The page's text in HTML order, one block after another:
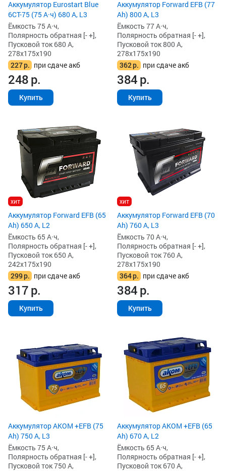
Аккумулятор Eurostart Blue
6CT-75 (75 А·ч) 680 А, L3
Ёмкость 75 А·ч,
Полярность обратная [- +],
Пусковой ток 680 А,
278x175x190
227р. при сдаче акб
248р.
Купить
Аккумулятор Forward EFB (77
Ah) 800 А, L3
Ёмкость 77 А·ч,
Полярность обратная [- +],
Пусковой ток 800 А,
278x175x190
362р. при сдаче акб
384р.
Купить
хит
Аккумулятор Forward EFB (65
Ah) 650 А, L2
Ёмкость 65 А·ч,
Полярность обратная [- +],
Пусковой ток 650 А,
242x175x190
299р. при сдаче акб
317р.
Купить
хит
Аккумулятор Forward EFB (70
Ah) 760 А, L3
Ёмкость 70 А·ч,
Полярность обратная [- +],
Пусковой ток 760 А,
278x175x190
364р. при сдаче акб
384р.
Купить
Аккумулятор AKOM +EFB (75
Ah) 750 А, L3
Ёмкость 75 А·ч,
Полярность обратная [- +],
Пусковой ток 750 А,
Аккумулятор AKOM +EFB (65
Ah) 670 А, L2
Ёмкость 65 А·ч,
Полярность обратная [- +],
Пусковой ток 670 А,